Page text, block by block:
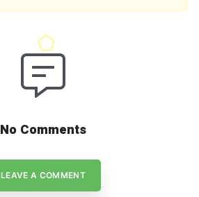
No Comments
LEAVE A COMMENT